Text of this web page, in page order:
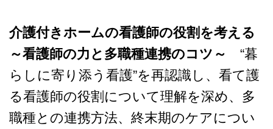
介護付きホームの看護師の役割を考える
～看護師の力と多職種連携のコツ～ “暮
らしに寄り添う看護”を再認識し、看て護
る看護師の役割について理解を深め、多
職種との連携方法、終末期のケアについ